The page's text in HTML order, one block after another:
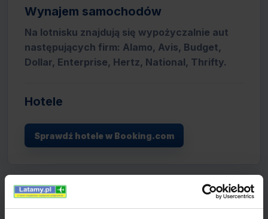
Wynajem samochodów
Na lotnisku znajdują się wypożyczalnie aut
następujących firm: Alamo, Avis, Budget,
Dollar, Enterprise, Hertz, National, Thrifty.
Hotele
Sprawdź hotele w Booking.com
USA - lotniska